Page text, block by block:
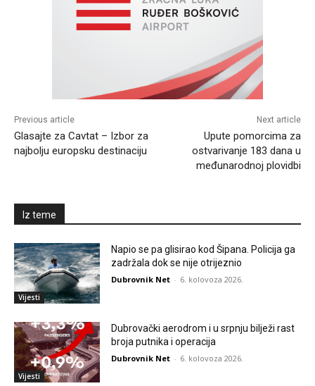
Previous article
Glasajte za Cavtat – Izbor za
najbolju europsku destinaciju
Next article
Upute pomorcima za
ostvarivanje 183 dana u
međunarodnoj plovidbi
Iz teme
Vijesti
Napio se pa glisirao kod Šipana. Policija ga
zadržala dok se nije otrijeznio
Dubrovnik Net - 6. kolovoza 2026.
Vijesti
Dubrovački aerodrom i u srpnju bilježi rast
broja putnika i operacija
Dubrovnik Net - 6. kolovoza 2026.